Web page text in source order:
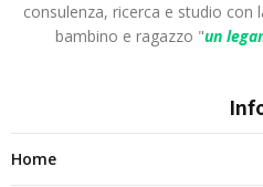
consulenza, ricerca e studio con
bambino e ragazzo "un
Home